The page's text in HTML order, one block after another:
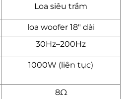
Loa siêu trầm
loa woofer 18" dài
30Hz–200Hz
1000W (liên tục)
8Ω